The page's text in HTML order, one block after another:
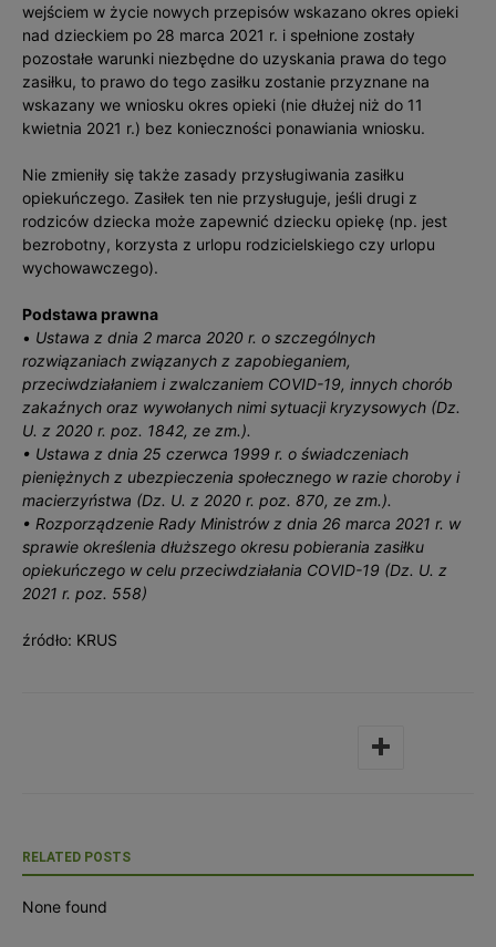
wejściem w życie nowych przepisów wskazano okres opieki
nad dzieckiem po 28 marca 2021 r. i spełnione zostały
pozostałe warunki niezbędne do uzyskania prawa do tego
zasiłku, to prawo do tego zasiłku zostanie przyznane na
wskazany we wniosku okres opieki (nie dłużej niż do 11
kwietnia 2021 r.) bez konieczności ponawiania wniosku.
Nie zmieniły się także zasady przysługiwania zasiłku
opiekuńczego. Zasiłek ten nie przysługuje, jeśli drugi z
rodziców dziecka może zapewnić dziecku opiekę (np. jest
bezrobotny, korzysta z urlopu rodzicielskiego czy urlopu
wychowawczego).
Podstawa prawna
• Ustawa z dnia 2 marca 2020 r. o szczególnych
rozwiązaniach związanych z zapobieganiem,
przeciwdziałaniem i zwalczaniem COVID-19, innych chorób
zakaźnych oraz wywołanych nimi sytuacji kryzysowych (Dz.
U. z 2020 r. poz. 1842, ze zm.).
• Ustawa z dnia 25 czerwca 1999 r. o świadczeniach
pieniężnych z ubezpieczenia społecznego w razie choroby i
macierzyństwa (Dz. U. z 2020 r. poz. 870, ze zm.).
• Rozporządzenie Rady Ministrów z dnia 26 marca 2021 r. w
sprawie określenia dłuższego okresu pobierania zasiłku
opiekuńczego w celu przeciwdziałania COVID-19 (Dz. U. z
2021 r. poz. 558)
źródło: KRUS
RELATED POSTS
None found